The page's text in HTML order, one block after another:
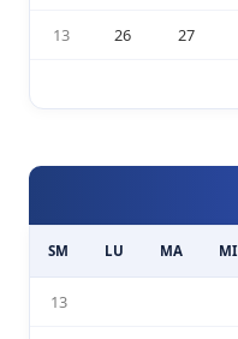
13 26 27
SM LU MA MI
13